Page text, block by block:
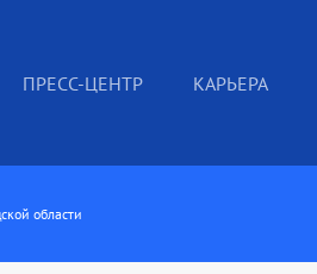
ПРЕСС-ЦЕНТР КАРЬЕРА
области